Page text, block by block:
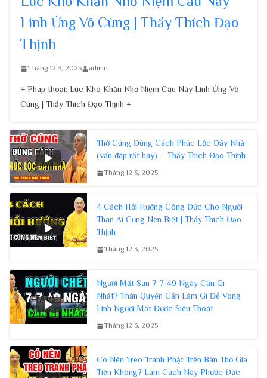
Linh Ứng Vô Cùng | Thầy Thích Đạo
Thịnh
Tháng 12 3, 2025 admin
+ Pháp thoại: Lúc Khó Khăn Nhớ Niệm Câu Này Linh Ứng Vô
Cùng | Thầy Thích Đạo Thịnh +
Thờ Cúng Đúng Cách Phúc Lộc Đầy Nhà
(vấn đáp rất hay) – Thầy Thích Đạo Thịnh
Tháng 12 3, 2025
4 Cách Hồi Hướng Công Đức Cho Người
Thân Ai Cũng Nên Biết | Thầy Thích Đạo
Thịnh
Tháng 12 3, 2025
Người Mất Sau 7-7-49 Ngày Cần Gì
Nhất? Thân Quyến Cần Làm Gì Để Vong
Linh Người Mất Được Siêu Thoát
Tháng 12 3, 2025
Có Nên Treo Tranh Phật Trên Bàn Thờ Gia
Tiên Không? Làm Cách Này Phước Đức